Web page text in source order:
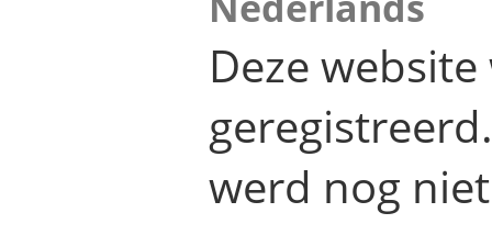
Deze
werd nog